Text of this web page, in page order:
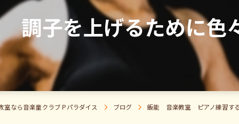
ピアノ
子を上げるために色
室なら音楽童クラブ Pパラダイス ブログ 飯能 音楽教室 ピアノ練習する